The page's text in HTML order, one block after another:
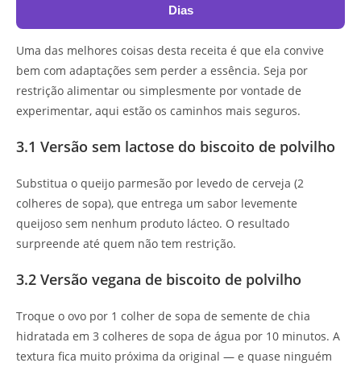
Dias
Uma das melhores coisas desta receita é que ela convive
bem com adaptações sem perder a essência. Seja por
restrição alimentar ou simplesmente por vontade de
experimentar, aqui estão os caminhos mais seguros.
3.1 Versão sem lactose do biscoito de polvilho
Substitua o queijo parmesão por levedo de cerveja (2
colheres de sopa), que entrega um sabor levemente
queijoso sem nenhum produto lácteo. O resultado
surpreende até quem não tem restrição.
3.2 Versão vegana de biscoito de polvilho
Troque o ovo por 1 colher de sopa de semente de chia
hidratada em 3 colheres de sopa de água por 10 minutos. A
textura fica muito próxima da original — e quase ninguém